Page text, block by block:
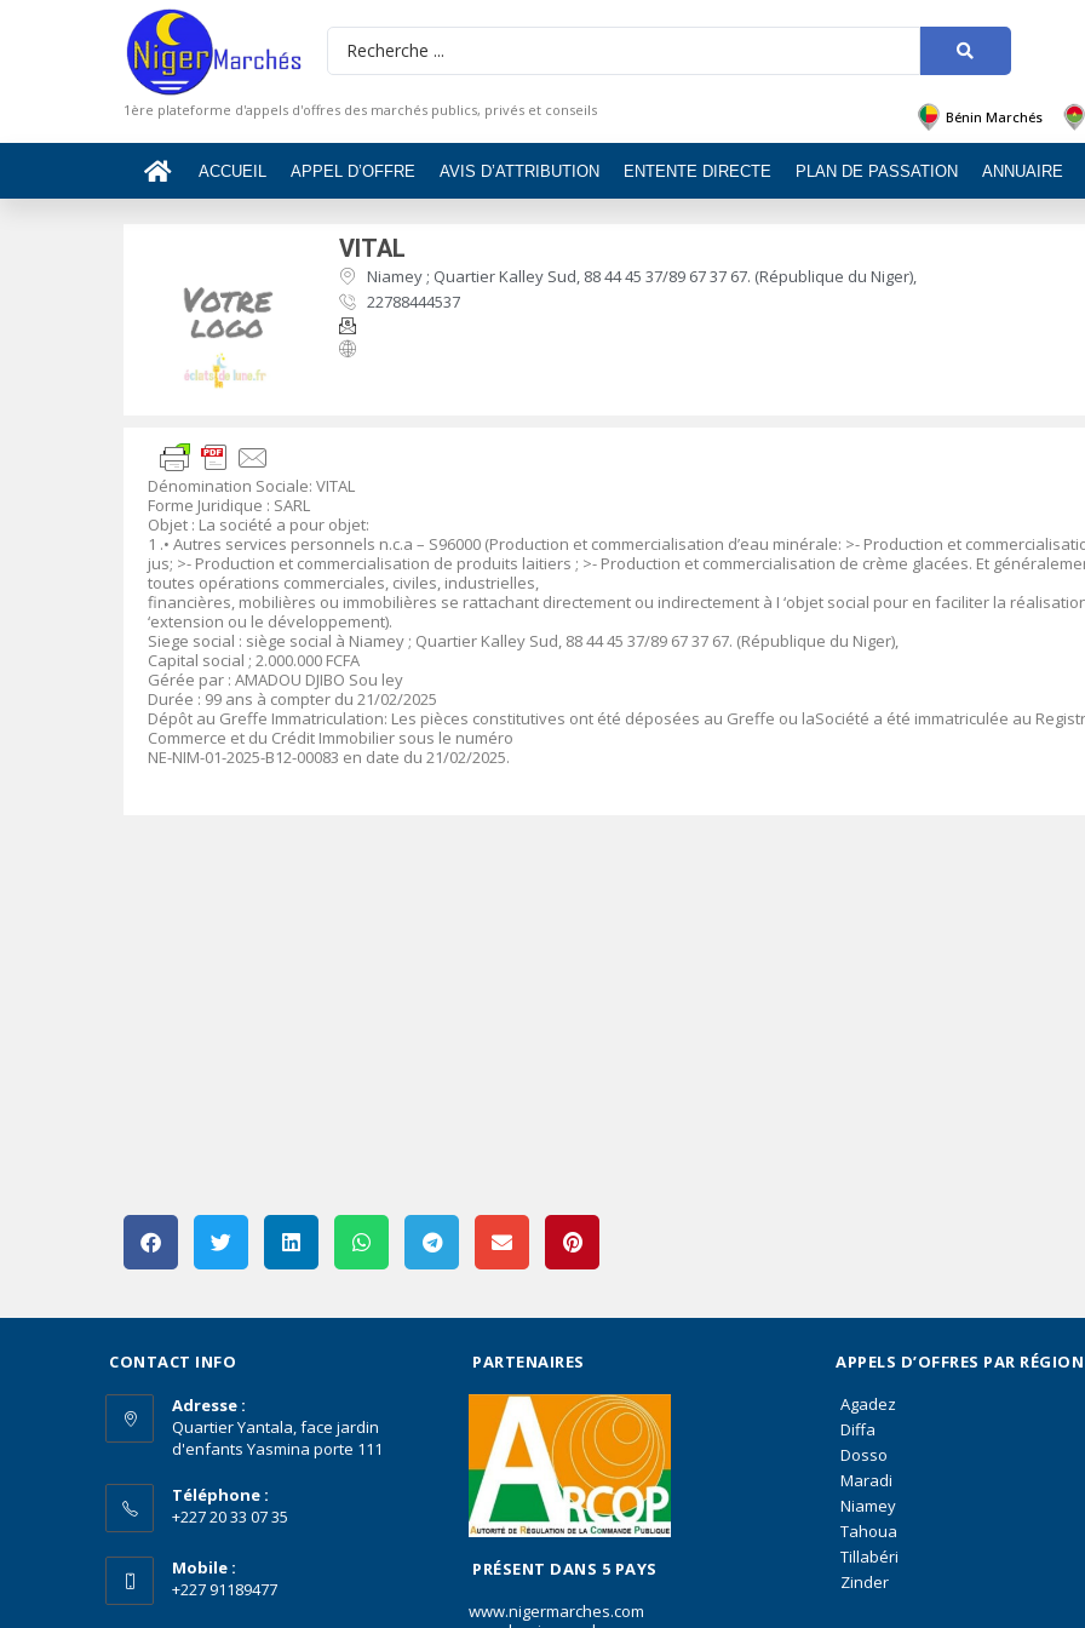
1ère plateforme d'appels d'offres des marchés publics, privés et conseils Bénin Marchés
ACCUEIL APPEL D’OFFRE AVIS D’ATTRIBUTION ENTENTE DIRECTE PLAN DE PASSATION ANNUAIRE
VITAL
Niamey ; Quartier Kalley Sud, 88 44 45 37/89 67 37 67. (République du Niger),
22788444537
Dénomination Sociale: VITAL
Forme Juridique : SARL
Objet : La société a pour objet:
1 .• Autres services personnels n.c.a – S96000 (Production et commercialisation d’eau minérale: >- Production et
jus; >- Production et commercialisation de produits laitiers ; >- Production et commercialisation de crème glacées. Et
toutes opérations commerciales, civiles, industrielles,
financières, mobilières ou immobilières se rattachant directement ou indirectement à I ‘objet social pour en faciliter la
‘extension ou le développement).
Siege social : siège social à Niamey ; Quartier Kalley Sud, 88 44 45 37/89 67 37 67. (République du Niger),
Capital social ; 2.000.000 FCFA
Gérée par : AMADOU DJIBO Sou ley
Durée : 99 ans à compter du 21/02/2025
Dépôt au Greffe Immatriculation: Les pièces constitutives ont été déposées au Greffe ou laSociété a été immatriculée au
Commerce et du Crédit Immobilier sous le numéro
NE-NIM-01-2025-B12-00083 en date du 21/02/2025.
CONTACT INFO
Adresse :
Quartier Yantala, face jardin
d'enfants Yasmina porte 111
Téléphone :
+227 20 33 07 35
Mobile :
+227 91189477
PARTENAIRES
PRÉSENT DANS 5 PAYS
www.nigermarches.com
APPELS D’OFFRES PAR RÉGION
Agadez
Diffa
Dosso
Maradi
Niamey
Tahoua
Tillabéri
Zinder